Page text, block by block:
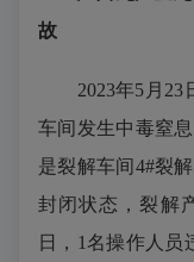
故
2023年5月
车间发生中毒窒
是裂解车间4#裂
封闭状态，裂解
日，1名操作人员